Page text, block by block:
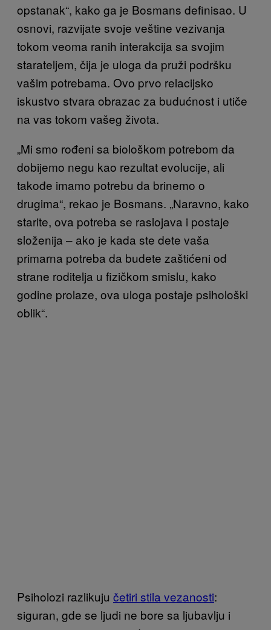
opstanak“, kako ga je Bosmans definisao. U
osnovi, razvijate svoje veštine vezivanja
tokom veoma ranih interakcija sa svojim
starateljem, čija je uloga da pruži podršku
vašim potrebama. Ovo prvo relacijsko
iskustvo stvara obrazac za budućnost i utiče
na vas tokom vašeg života.
„Mi smo rođeni sa biološkom potrebom da
dobijemo negu kao rezultat evolucije, ali
takođe imamo potrebu da brinemo o
drugima“, rekao je Bosmans. „Naravno, kako
starite, ova potreba se raslojava i postaje
složenija – ako je kada ste dete vaša
primarna potreba da budete zaštićeni od
strane roditelja u fizičkom smislu, kako
godine prolaze, ova uloga postaje psihološki
oblik“.
Psiholozi razlikuju četiri stila vezanosti:
siguran, gde se ljudi ne bore sa ljubavlju i